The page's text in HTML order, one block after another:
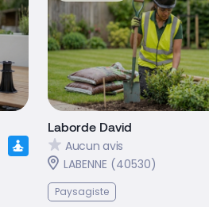
Laborde David
Aucun avis
LABENNE (40530)
Paysagiste